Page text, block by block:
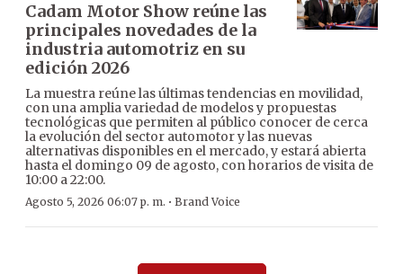
Cadam Motor Show reúne las
principales novedades de la
industria automotriz en su
edición 2026
La muestra reúne las últimas tendencias en movilidad,
con una amplia variedad de modelos y propuestas
tecnológicas que permiten al público conocer de cerca
la evolución del sector automotor y las nuevas
alternativas disponibles en el mercado, y estará abierta
hasta el domingo 09 de agosto, con horarios de visita de
10:00 a 22:00.
Agosto 5, 2026 06:07 p. m. · Brand Voice